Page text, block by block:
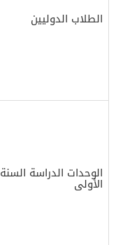
الطلاب الدوليين
الوحدات الدراسة السنة
الأولى